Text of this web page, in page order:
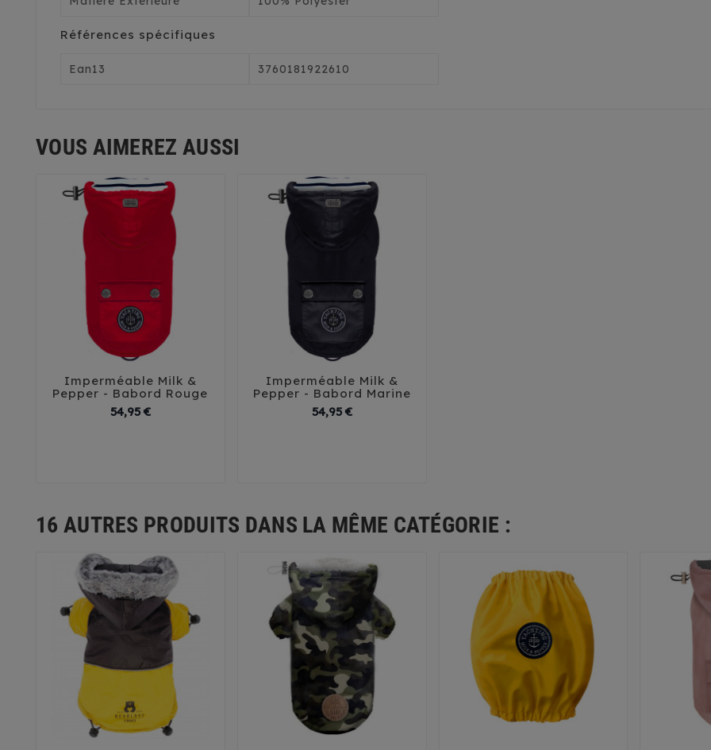
Références spécifiques
Ean13 3760181922610
VOUS AIMEREZ AUSSI
  
Imperméable Milk &
Pepper - Babord Rouge
54,95 €Prix
  
Imperméable Milk &
Pepper - Babord Marine
54,95 €Prix
16 AUTRES PRODUITS DANS LA MÊME CATÉGORIE :